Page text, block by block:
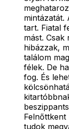
mintázatát.
tart. Fiatal
mást.
hibázzak,
találom
félek. De
fog. És
tudok